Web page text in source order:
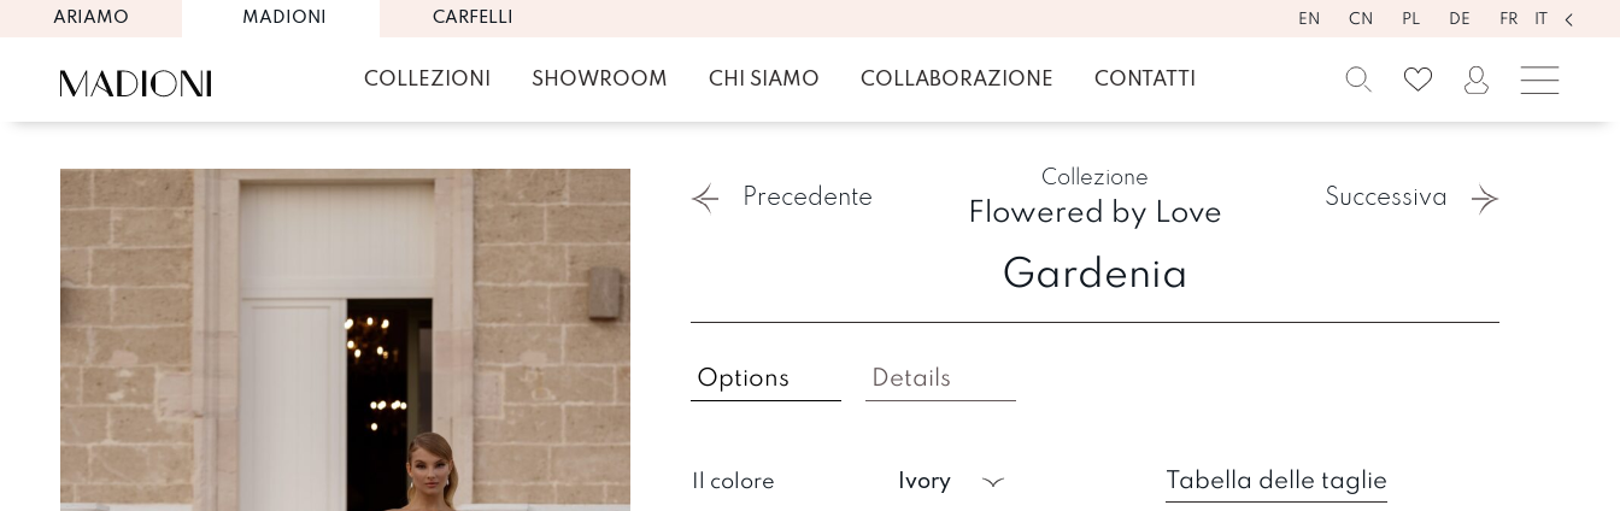
content
ARIAMO MADIONI CARFELLI EN CN PL DE FR
COLLEZIONI SHOWROOM CHI SIAMO COLLABORAZIONE CONTATTI
Precedente Successiva
Collezione
Flowered by Love
Gardenia
Options Details
Il colore ivory Tabella delle taglie